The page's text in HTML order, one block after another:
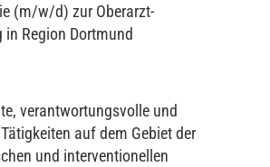
(m/w/d) zur Oberarzt-
in Region Dortmund
verantwortungsvolle und
auf dem Gebiet der
und interventionellen